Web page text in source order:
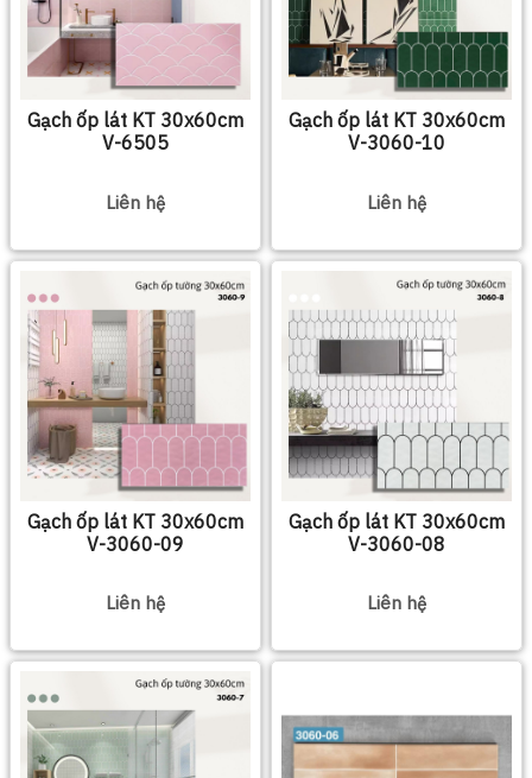
Gạch ốp lát KT 30x60cm
V-6505
Liên hệ
Gạch ốp lát KT 30x60cm
V-3060-10
Liên hệ
Gạch ốp lát KT 30x60cm
V-3060-09
Liên hệ
Gạch ốp lát KT 30x60cm
V-3060-08
Liên hệ